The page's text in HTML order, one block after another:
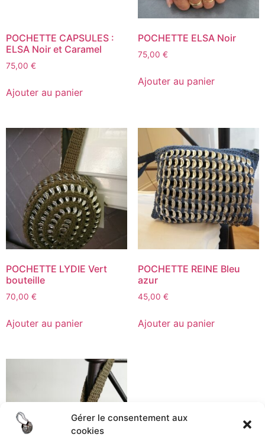
Gérer le consentement aux
cookies
POCHETTE CAPSULES :
ELSA Noir et Caramel
75,00 €
Ajouter au panier
POCHETTE ELSA Noir
75,00 €
Ajouter au panier
POCHETTE LYDIE Vert
bouteille
70,00 €
Ajouter au panier
POCHETTE REINE Bleu
azur
45,00 €
Ajouter au panier